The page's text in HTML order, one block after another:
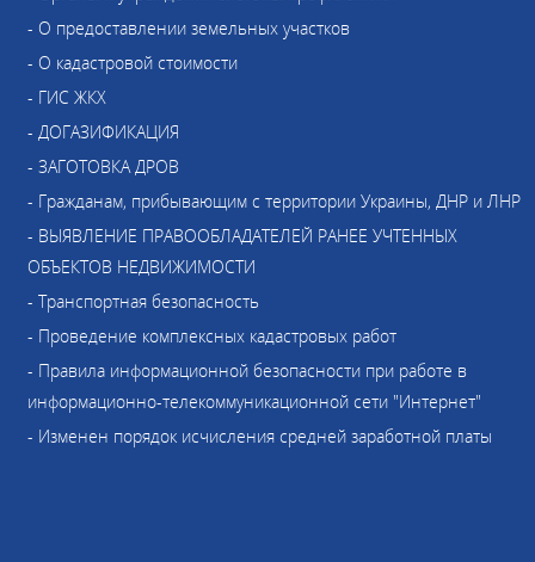
- О предоставлении земельных участков
- О кадастровой стоимости
- ГИС ЖКХ
- ДОГАЗИФИКАЦИЯ
- ЗАГОТОВКА ДРОВ
- Гражданам, прибывающим с территории Украины, ДНР и ЛНР
- ВЫЯВЛЕНИЕ ПРАВООБЛАДАТЕЛЕЙ РАНЕЕ УЧТЕННЫХ
ОБЪЕКТОВ НЕДВИЖИМОСТИ
- Транспортная безопасность
- Проведение комплексных кадастровых работ
- Правила информационной безопасности при работе в
информационно-телекоммуникационной сети "Интернет"
- Изменен порядок исчисления средней заработной платы